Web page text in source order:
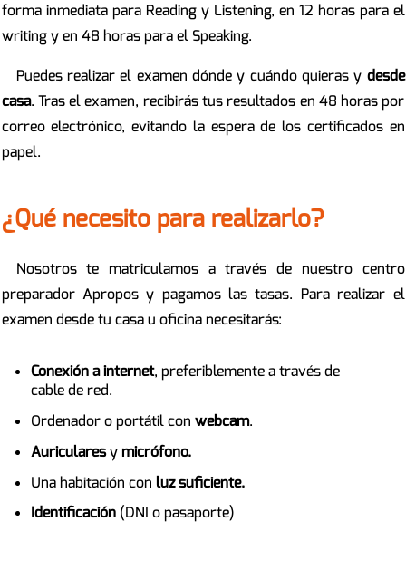
forma inmediata para Reading y Listening, en 12 horas para el
writing y en 48 horas para el Speaking.
Puedes realizar el examen dónde y cuándo quieras y desde
casa. Tras el examen, recibirás tus resultados en 48 horas por
correo electrónico, evitando la espera de los certificados en
papel.
¿Qué necesito para realizarlo?
Nosotros te matriculamos a través de nuestro centro
preparador Apropos y pagamos las tasas. Para realizar el
examen desde tu casa u oficina necesitarás:
Conexión a internet, preferiblemente a través de
cable de red.
Ordenador o portátil con webcam.
Auricularesymicrófono.
Una habitación con luz suficiente.
Identificación(DNI o pasaporte)